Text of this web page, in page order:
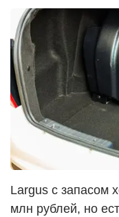
Largus с запасом
млн рублей, но